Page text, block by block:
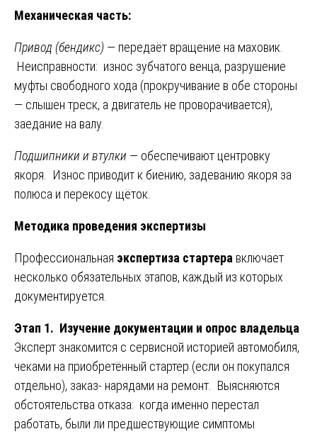
Механическая часть:
Привод (бендикс) — передаёт вращение на маховик.
Неисправности: износ зубчатого венца, разрушение
муфты свободного хода (прокручивание в обе стороны
— слышен треск, а двигатель не проворачивается),
заедание на валу.
Подшипники и втулки — обеспечивают центровку
якоря. Износ приводит к биению, задеванию якоря за
полюса и перекосу щёток.
Методика проведения экспертизы
Профессиональная экспертиза стартера включает
несколько обязательных этапов, каждый из которых
документируется.
Этап 1. Изучение документации и опрос владельца
Эксперт знакомится с сервисной историей автомобиля,
чеками на приобретённый стартер (если он покупался
отдельно), заказ- нарядами на ремонт. Выясняются
обстоятельства отказа: когда именно перестал
работать, были ли предшествующие симптомы